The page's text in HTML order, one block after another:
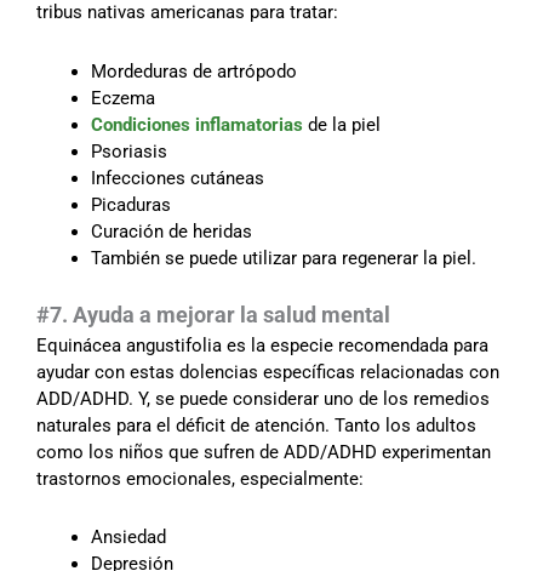
tribus nativas americanas para tratar:
Mordeduras de artrópodo
Eczema
Condiciones inflamatorias de la piel
Psoriasis
Infecciones cutáneas
Picaduras
Curación de heridas
También se puede utilizar para regenerar la piel.
#7. Ayuda a mejorar la salud mental
Equinácea angustifolia es la especie recomendada para
ayudar con estas dolencias específicas relacionadas con
ADD/ADHD. Y, se puede considerar uno de los remedios
naturales para el déficit de atención. Tanto los adultos
como los niños que sufren de ADD/ADHD experimentan
trastornos emocionales, especialmente:
Ansiedad
Depresión